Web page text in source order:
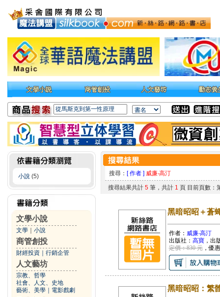
小說 (5)
文學小說
文學 小說
商管創投
財經投資 行銷企管
人文藝坊
宗教、哲學
社會、人文、史地
藝術、美學
電影戲劇
搜尋： [ 作者 ] 威廉‧高汀
搜尋結果共計 5筆，共計 1 頁 目前頁數：
黑暗昭昭＋蒼
作者： 威廉‧高汀
出版社： 高寶，出
定價：830 元，優
黑暗昭昭：繁